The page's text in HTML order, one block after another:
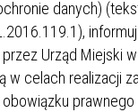
danych)
Urząd Miejski
w celach realizacji
obowiązku